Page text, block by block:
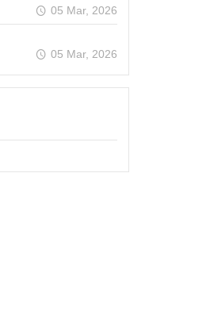
05 Mar, 2026
05 Mar, 2026